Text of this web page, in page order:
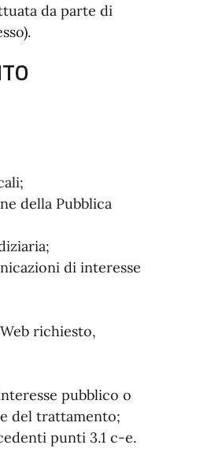
da parte di
della Pubblica
di interesse
richiesto,
pubblico o
del trattamento;
punti 3.1 c-e.